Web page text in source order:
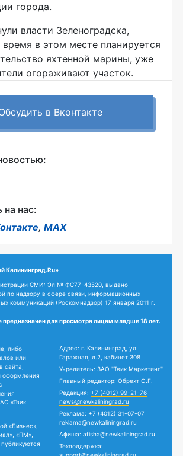
города.
власти Зеленоградска,
в этом месте планируется
яхтенной марины, уже
огораживают участок.
в Вконтакте
на нас:
, MAX
Калининград.Ru»
СМИ: Эл № ФС77-43520, выдано
по надзору в сфере связи, информационных
коммуникаций (Роскомнадзор) 17 января 2011 г.
предназначен для просмотра лицам младше 18 лет.
либо
или
сайта,
оформления
«Твик
«Бизнес»,
«ПМ»,
публикуются
Адрес: г. Калининград, ул.
Гаражная, д.2, кабинет 308
Учредитель: ЗАО "Твик Маркетинг"
Главный редактор: Обрехт О.Г.
Редакция: +7 (4012) 99-21-76
news@newkaliningrad.ru
Реклама: +7 (4012) 31-07-07
reklama@newkaliningrad.ru
Афиша: afisha@newkaliningrad.ru
Техподдержка: